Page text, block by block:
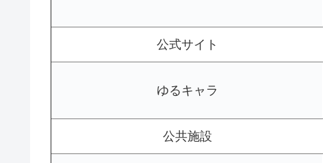
公式サイト
ゆるキャラ
公共施設